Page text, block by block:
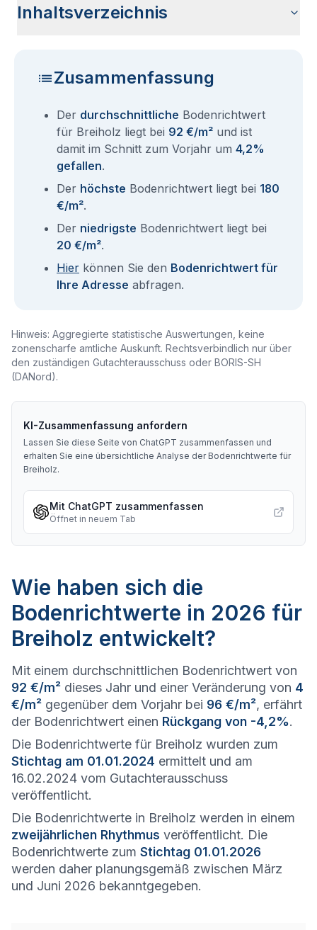
Inhaltsverzeichnis
Zusammenfassung
Der durchschnittliche Bodenrichtwert
für Breiholz liegt bei 92 €/m² und ist
damit im Schnitt zum Vorjahr um 4,2%
gefallen.
Der höchste Bodenrichtwert liegt bei 180
€/m².
Der niedrigste Bodenrichtwert liegt bei
20 €/m².
Hier können Sie den Bodenrichtwert für
Ihre Adresse abfragen.
Hinweis: Aggregierte statistische Auswertungen, keine
zonenscharfe amtliche Auskunft. Rechtsverbindlich nur über
den zuständigen Gutachterausschuss oder BORIS-SH
(DANord).
KI-Zusammenfassung anfordern
Lassen Sie diese Seite von ChatGPT zusammenfassen und
erhalten Sie eine übersichtliche Analyse der Bodenrichtwerte für
Breiholz.
Mit ChatGPT zusammenfassen
Öffnet in neuem Tab
Wie haben sich die
Bodenrichtwerte in 2026 für
Breiholz entwickelt?
Mit einem durchschnittlichen Bodenrichtwert von
92 €/m² dieses Jahr und einer Veränderung von 4
€/m² gegenüber dem Vorjahr bei 96 €/m², erfährt
der Bodenrichtwert einen Rückgang von -4,2%.
Die Bodenrichtwerte für Breiholz wurden zum
Stichtag am 01.01.2024 ermittelt und am
16.02.2024 vom Gutachterausschuss
veröffentlicht.
Die Bodenrichtwerte in Breiholz werden in einem
zweijährlichen Rhythmus veröffentlicht. Die
Bodenrichtwerte zum Stichtag 01.01.2026
werden daher planungsgemäß zwischen März
und Juni 2026 bekanntgegeben.